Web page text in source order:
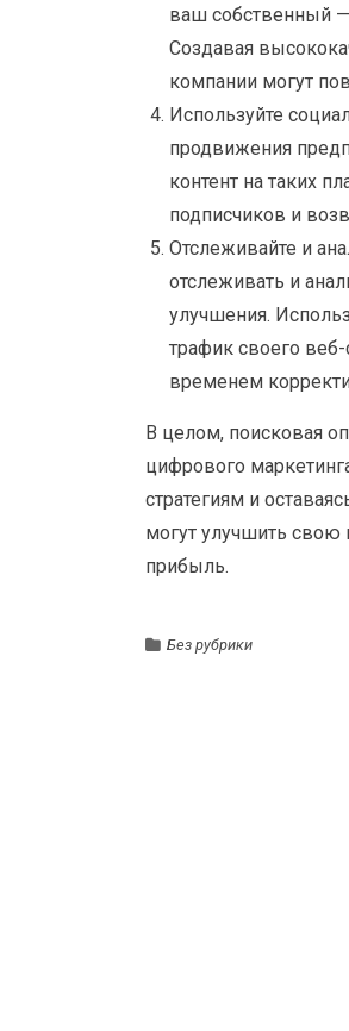
ваш собственный
Создавая
компании могут
Используйте
продвижения
контент на таких
подписчиков и
Отслеживайте и
отслеживать и
улучшения.
трафик своего
временем
В целом, поисковая
цифрового
стратегиям и
могут улучшить свою
прибыль.
Без рубрики